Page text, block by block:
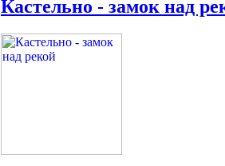
Кастельно - замок над